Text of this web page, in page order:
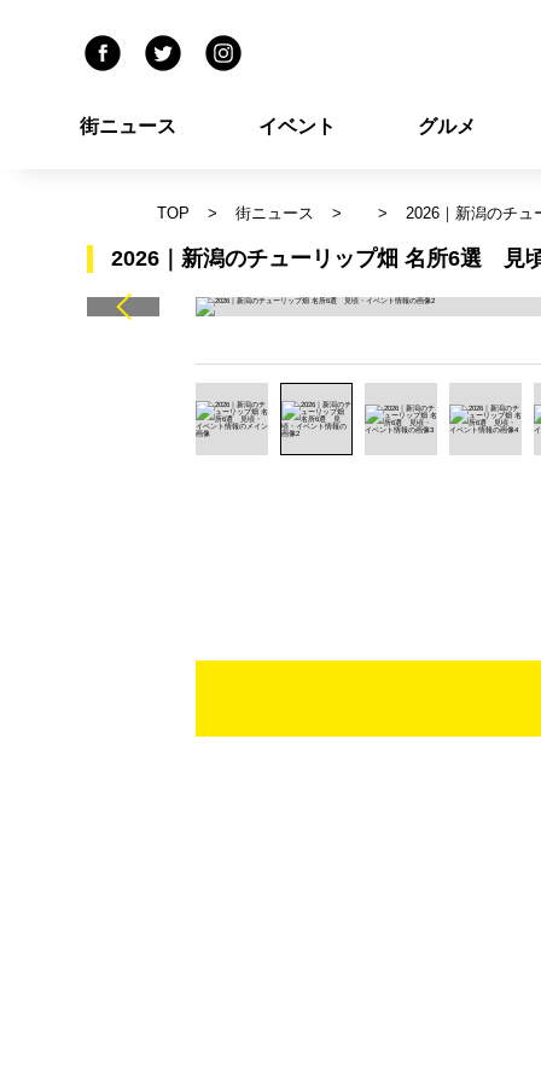
街ニュース イベント グルメ
TOP 街ニュース 2026｜新潟のチ
2026｜新潟のチューリップ畑 名所6選 見